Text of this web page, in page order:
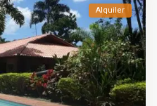
Alquiler